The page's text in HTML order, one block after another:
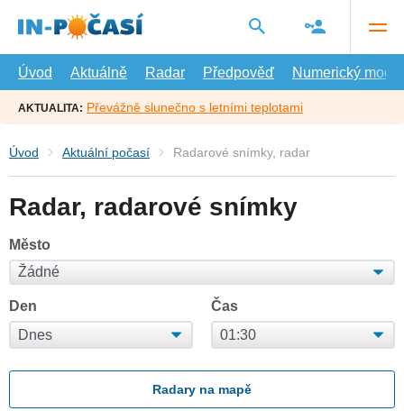
hlavní
Úvod
Aktuálně Radar Předpověď Numerický model
AKTUALITA: Převážně slunečno s letními teplotami
Úvod Aktuální počasí Radarové snímky, radar
Radar, radarové snímky
Město
Den Čas
Radary na mapě